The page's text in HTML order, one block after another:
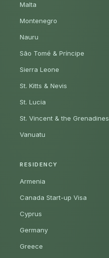
Malta
Montenegro
Nauru
São Tomé & Príncipe
Sierra Leone
St. Kitts & Nevis
St. Lucia
St. Vincent & the Grenadines
Vanuatu
RESIDENCY
Armenia
Canada Start-up Visa
Cyprus
Germany
Greece